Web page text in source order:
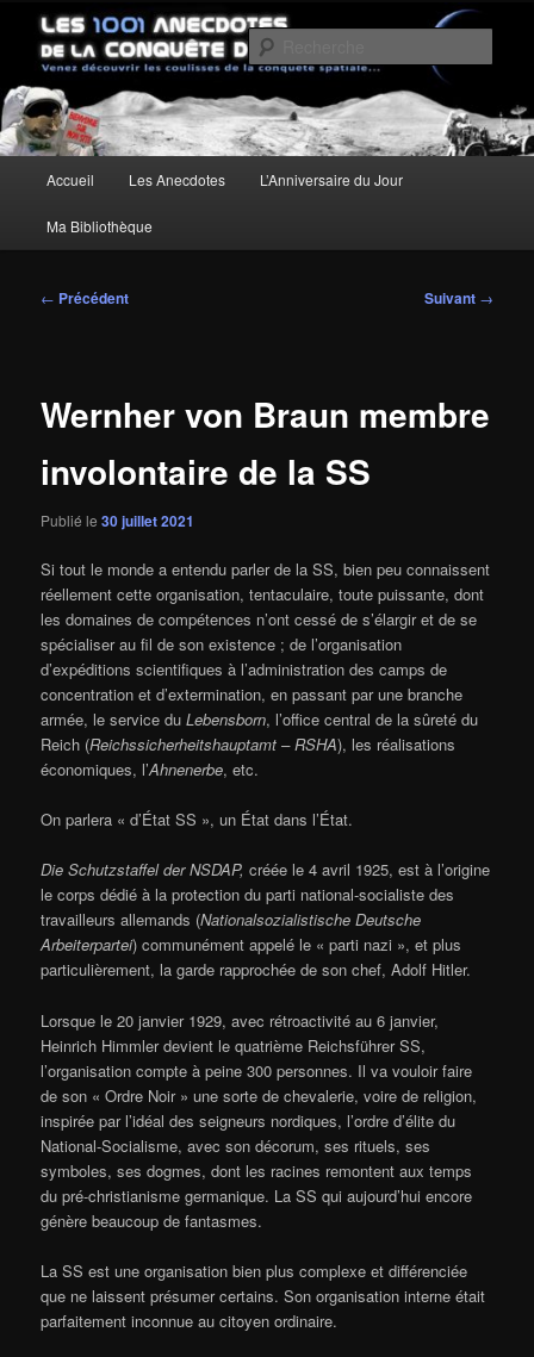
contenu
principalLes anecdotes de la Conquête de
l'Espace
Un site pour découvrir les coulisses de la conquête spatiale
principal
Accueil Les Anecdotes L’Anniversaire du Jour
Ma Bibliothèque
Navigation
← Précédent Suivant →
Wernher von Braun membre
involontaire de la SS
Publié le30 juillet 2021
Si tout le monde a entendu parler de la SS, bien peu connaissent
réellement cette organisation, tentaculaire, toute puissante, dont
les domaines de compétences n’ont cessé de s’élargir et de se
spécialiser au fil de son existence ; de l’organisation
d’expéditions scientifiques à l’administration des camps de
concentration et d’extermination, en passant par une branche
armée, le service duLebensborn, l’office central de la sûreté du
Reich (Reichssicherheitshauptamt – RSHA), les réalisations
économiques, l’Ahnenerbe, etc.
On parlera « d’État SS », un État dans l’État.
Die Schutzstaffel der NSDAP, créée le 4 avril 1925, est à l’origine
le corps dédié à la protection du parti national-socialiste des
travailleurs allemands (Nationalsozialistische Deutsche
Arbeiterpartei) communément appelé le « parti nazi », et plus
particulièrement, la garde rapprochée de son chef, Adolf Hitler.
Lorsque le 20 janvier 1929, avec rétroactivité au 6 janvier,
Heinrich Himmler devient le quatrième Reichsführer SS,
l’organisation compte à peine 300 personnes. Il va vouloir faire
de son « Ordre Noir » une sorte de chevalerie, voire de religion,
inspirée par l’idéal des seigneurs nordiques, l’ordre d’élite du
National-Socialisme, avec son décorum, ses rituels, ses
symboles, ses dogmes, dont les racines remontent aux temps
du pré-christianisme germanique. La SS qui aujourd’hui encore
génère beaucoup de fantasmes.
La SS est une organisation bien plus complexe et différenciée
que ne laissent présumer certains. Son organisation interne était
parfaitement inconnue au citoyen ordinaire.